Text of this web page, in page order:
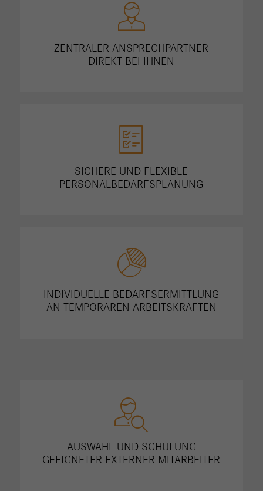
ZENTRALER ANSPRECHPARTNER
DIREKT BEI IHNEN
SICHERE UND FLEXIBLE
PERSONALBEDARFSPLANUNG
INDIVIDUELLE BEDARFSERMITTLUNG
AN TEMPORÄREN ARBEITSKRÄFTEN
AUSWAHL UND SCHULUNG
GEEIGNETER EXTERNER MITARBEITER